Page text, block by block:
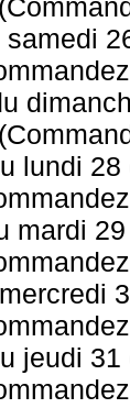
lundi 28
mardi
jeudi 31